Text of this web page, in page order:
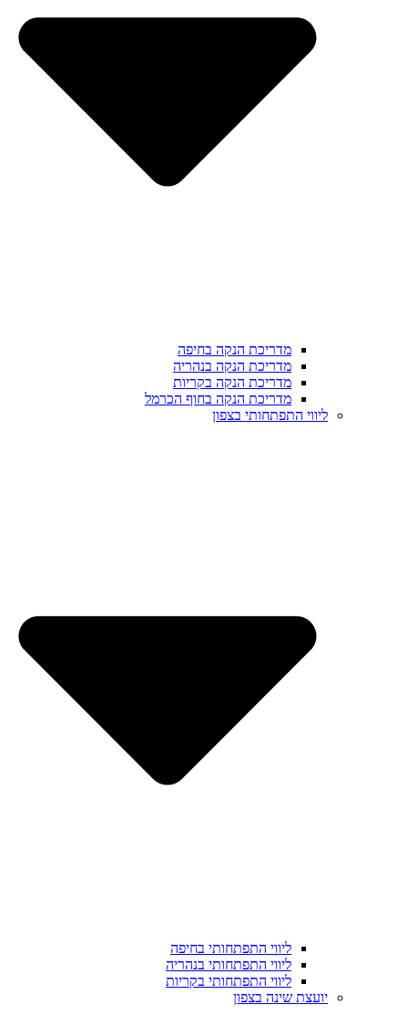
מדריכת הנקה בחיפה
מדריכת הנקה בנהריה
מדריכת הנקה בקריות
מדריכת הנקה בחוף הכרמל
ליווי התפתחותי בצפון
ליווי התפתחותי בחיפה
ליווי התפתחותי בנהריה
ליווי התפתחותי בקריות
יועצת שינה בצפון